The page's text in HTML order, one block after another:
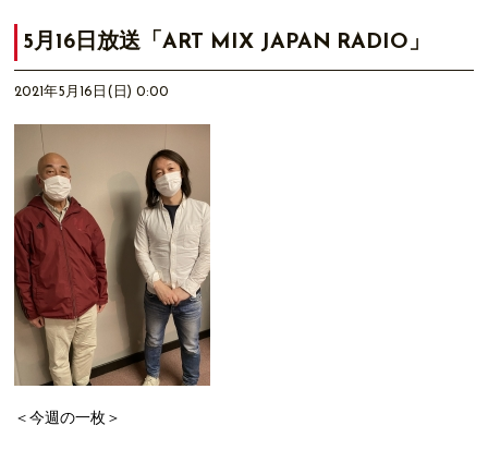
5月16日放送「ART MIX JAPAN RADIO」
2021年5月16日(日) 0:00
＜今週の一枚＞